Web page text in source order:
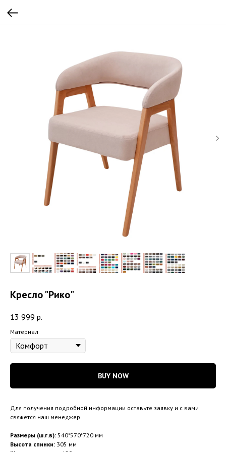
Кресло "Рико"
13 999 р.
Материал
BUY NOW
Для получения подробной информации оставьте заявку и с вами
свяжется наш менеджер
Размеры (ш.г.в): 540*570*720 мм
Высота спинки: 305 мм